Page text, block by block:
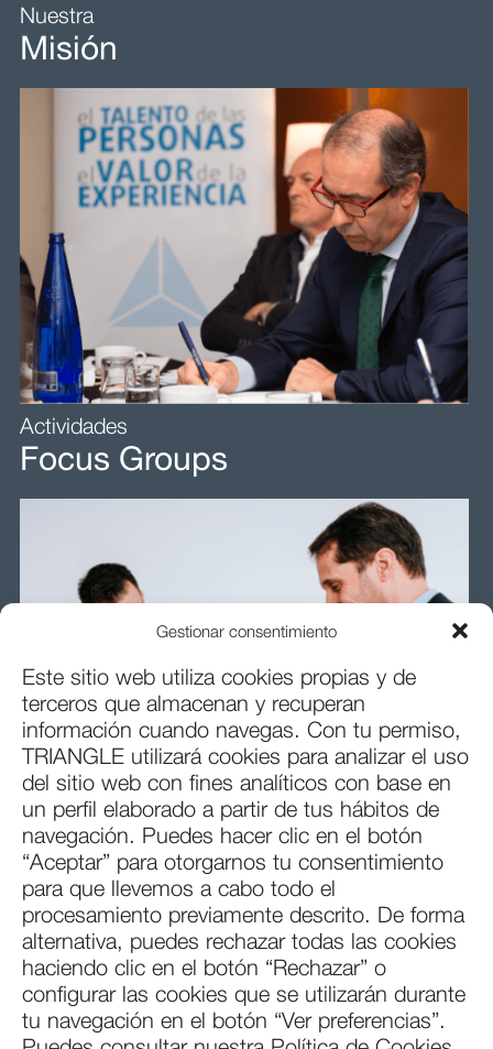
Gestionar consentimiento
Este sitio web utiliza cookies propias y de
terceros que almacenan y recuperan
información cuando navegas. Con tu permiso,
TRIANGLE utilizará cookies para analizar el uso
del sitio web con fines analíticos con base en
un perfil elaborado a partir de tus hábitos de
navegación. Puedes hacer clic en el botón
“Aceptar” para otorgarnos tu consentimiento
para que llevemos a cabo todo el
procesamiento previamente descrito. De forma
alternativa, puedes rechazar todas las cookies
haciendo clic en el botón “Rechazar” o
configurar las cookies que se utilizarán durante
tu navegación en el botón “Ver preferencias”.
Nuestra
Misión
Actividades
Focus Groups
Órgano de Gobierno
Patronato
C/ Alcalá, 492 3ª Planta
28027 Madrid